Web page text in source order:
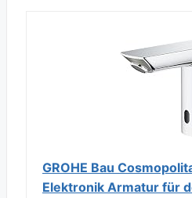
GROHE Bau
Elektronik Armatur für